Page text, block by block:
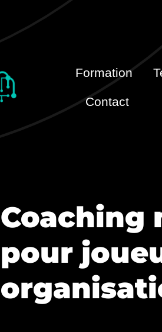
Formation
Contact
Coaching
pour